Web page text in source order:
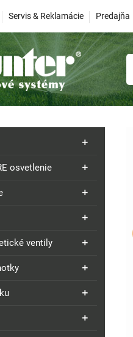
Servis & Reklamácie Predajňa
osvetlenie
ventily